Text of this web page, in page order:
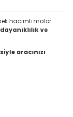
hacimli motor
ve
aracınızı